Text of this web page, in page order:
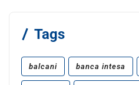
Tags
balcani banca intesa